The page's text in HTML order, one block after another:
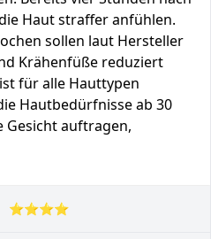
Haut straffer anfühlen.
sollen laut Hersteller
Krähenfüße reduziert
für alle Hauttypen
Hautbedürfnisse ab 30
Gesicht auftragen,
⭐⭐⭐⭐